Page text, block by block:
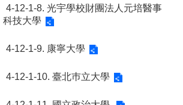
4-12-1-8. 光宇學校財團法人元培醫事
科技大學
4-12-1-9. 康寧大學
4-12-1-10. 臺北巿立大學